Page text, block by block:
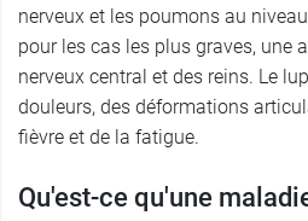
nerveux et les poumons au
pour les cas les plus graves, une
nerveux central et des reins. Le
douleurs, des déformations
fièvre et de la fatigue.
Qu'est-ce qu'une